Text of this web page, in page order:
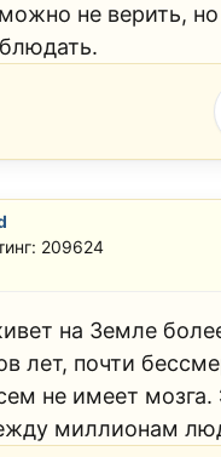
не верить,
209624
на Земле
лет, почти
не имеет мозга.
миллионам